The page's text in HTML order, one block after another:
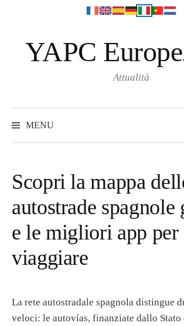
o
c
e
n
YAPC
Attualità
MENU
Scopri la mappa
autostrade spagnole
e le migliori app per
viaggiare
La rete autostradale spagnola distingue
veloci: le autovías, finanziate dallo Stato